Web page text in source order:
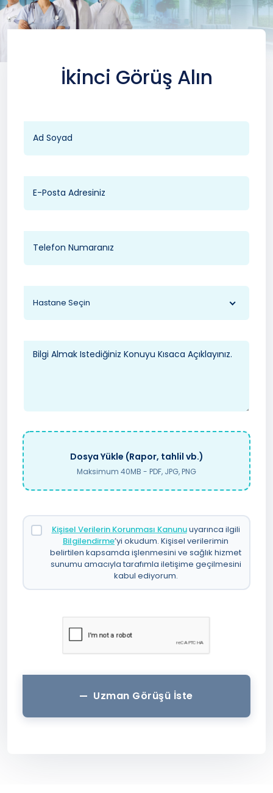
İkinci Görüş Alın
Hastane Seçin
Dosya Yükle (Rapor, tahlil vb.)
Maksimum 40MB - PDF, JPG, PNG
Kişisel Verilerin Korunması Kanunuuyarınca ilgili
Bilgilendirme’yi okudum. Kişisel verilerimin
belirtilen kapsamda işlenmesini ve sağlık hizmet
sunumu amacıyla tarafımla iletişime geçilmesini
kabul ediyorum.
Uzman Görüşü İste